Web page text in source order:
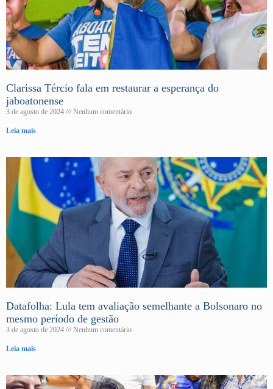
Clarissa Tércio fala em restaurar a esperança do
jaboatonense
3 de agosto de 2024 Nenhum comentário
Leia mais
Datafolha: Lula tem avaliação semelhante a Bolsonaro no
mesmo período de gestão
3 de agosto de 2024 Nenhum comentário
Leia mais